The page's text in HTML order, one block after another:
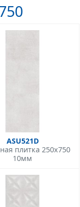
ASU521D
плитка 250x750
10мм